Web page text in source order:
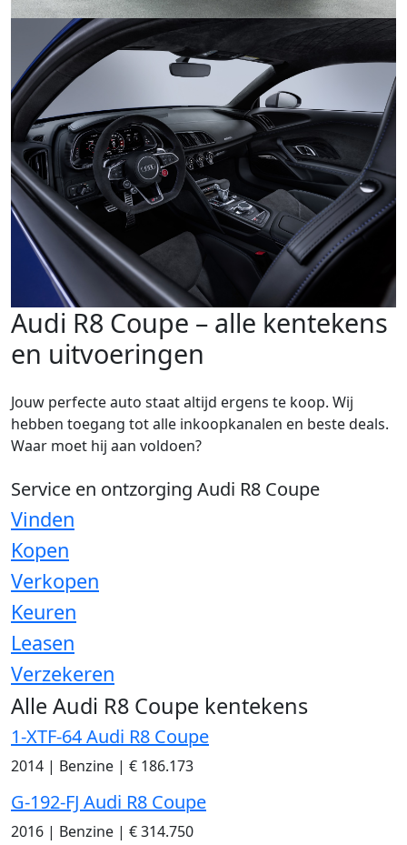
Audi R8 Coupe – alle kentekens
en uitvoeringen
Jouw perfecte auto staat altijd ergens te koop. Wij
hebben toegang tot alle inkoopkanalen en beste deals.
Waar moet hij aan voldoen?
Service en ontzorging Audi R8 Coupe
Vinden
Kopen
Verkopen
Keuren
Leasen
Verzekeren
Alle Audi R8 Coupe kentekens
1-XTF-64 Audi R8 Coupe
2014 | Benzine | € 186.173
G-192-FJ Audi R8 Coupe
2016 | Benzine | € 314.750